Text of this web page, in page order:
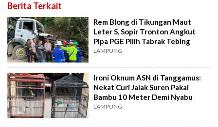
Berita Terkait
Rem Blong di Tikungan Maut
Leter S, Sopir Tronton Angkut
Pipa PGE Pilih Tabrak Tebing
LAMPUNG
Ironi Oknum ASN di Tanggamus:
Nekat Curi Jalak Suren Pakai
Bambu 10 Meter Demi Nyabu
LAMPUNG